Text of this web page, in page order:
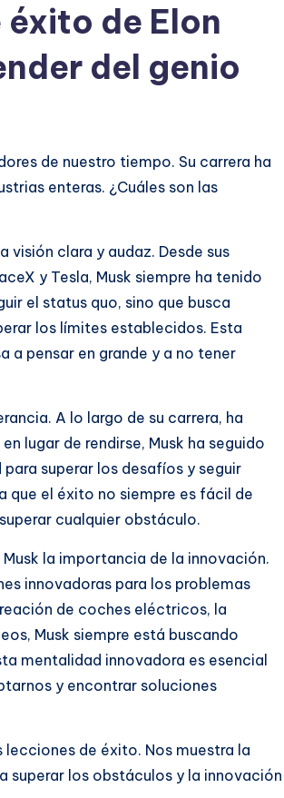
de Elon
del genio
de nuestro tiempo. Su carrera ha
enteras. ¿Cuáles son las
visión clara y audaz. Desde sus
y Tesla, Musk siempre ha tenido
el status quo, sino que busca
los límites establecidos. Esta
a pensar en grande y a no tener
A lo largo de su carrera, ha
lugar de rendirse, Musk ha seguido
superar los desafíos y seguir
que el éxito no siempre es fácil de
cualquier obstáculo.
la importancia de la innovación.
innovadoras para los problemas
de coches eléctricos, la
Musk siempre está buscando
mentalidad innovadora es esencial
y encontrar soluciones
lecciones de éxito. Nos muestra la
superar los obstáculos y la innovación